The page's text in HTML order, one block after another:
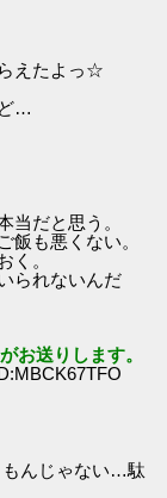
えたよっ☆
…
当だと思う。
飯も悪くない。
く。
られないんだ
お送りします。
もんじゃない…駄